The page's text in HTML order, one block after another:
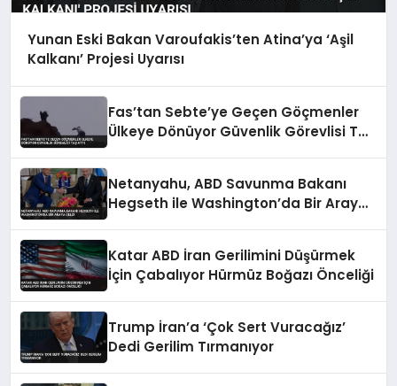
Yunan Eski Bakan Varoufakis’ten Atina’ya ‘Aşil
Kalkanı’ Projesi Uyarısı
Fas’tan Sebte’ye Geçen Göçmenler
Ülkeye Dönüyor Güvenlik Görevlisi Taş
Netanyahu, ABD Savunma Bakanı
Hegseth ile Washington’da Bir Araya
Katar ABD İran Gerilimini Düşürmek
İçin Çabalıyor Hürmüz Boğazı Önceliği
Trump İran’a ‘Çok Sert Vuracağız’
Dedi Gerilim Tırmanıyor